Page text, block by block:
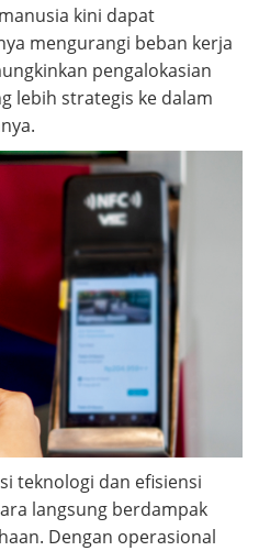
kini dapat
mengurangi beban kerja
pengalokasian
lebih strategis ke dalam
teknologi dan efisiensi
langsung berdampak
Dengan operasional